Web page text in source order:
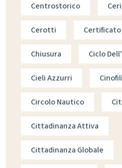
Centrostorico
Cerotti Certificato
Chiusura Ciclo
Cieli Azzurri Cinofili
Circolo Nautico
Cittadinanza Attiva
Cittadinanza Globale